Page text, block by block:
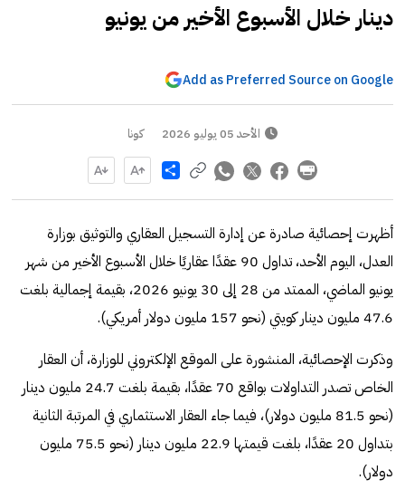
دينار خلال الأسبوع الأخير من يونيو
Add as Preferred Source on Google
الأحد 05 يوليو 2026 كونا
Share
أظهرت إحصائية صادرة عن إدارة التسجيل العقاري والتوثيق بوزارة
العدل، اليوم الأحد، تداول 90 عقدًا عقاريًا خلال الأسبوع الأخير من شهر
يونيو الماضي، الممتد من 28 إلى 30 يونيو 2026، بقيمة إجمالية بلغت
47.6 مليون دينار كويتي (نحو 157 مليون دولار أمريكي).
وذكرت الإحصائية، المنشورة على الموقع الإلكتروني للوزارة، أن العقار
الخاص تصدر التداولات بواقع 70 عقدًا، بقيمة بلغت 24.7 مليون دينار
(نحو 81.5 مليون دولار)، فيما جاء العقار الاستثماري في المرتبة الثانية
بتداول 20 عقدًا، بلغت قيمتها 22.9 مليون دينار (نحو 75.5 مليون
دولار).